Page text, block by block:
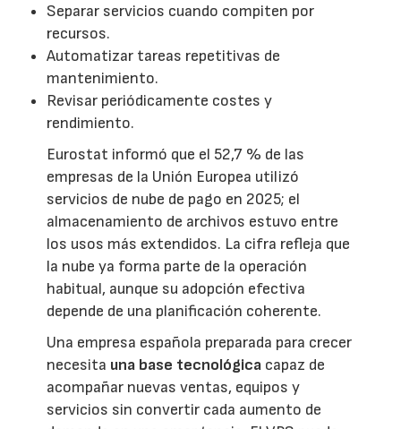
Separar servicios cuando compiten por
recursos.
Automatizar tareas repetitivas de
mantenimiento.
Revisar periódicamente costes y
rendimiento.
Eurostat informó que el 52,7 % de las
empresas de la Unión Europea utilizó
servicios de nube de pago en 2025; el
almacenamiento de archivos estuvo entre
los usos más extendidos. La cifra refleja que
la nube ya forma parte de la operación
habitual, aunque su adopción efectiva
depende de una planificación coherente.
Una empresa española preparada para crecer
necesita una base tecnológica capaz de
acompañar nuevas ventas, equipos y
servicios sin convertir cada aumento de